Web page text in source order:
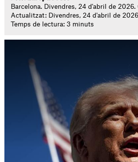
Barcelona. Divendres, 24 d'abril de 2026.
Actualitzat: Divendres, 24 d'abril de
Temps de lectura: 3 minuts